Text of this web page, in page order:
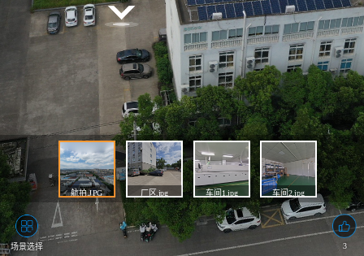
3
航拍.JPG 厂区.jpg 车间1.jpg 车间2.jpg
场景选择